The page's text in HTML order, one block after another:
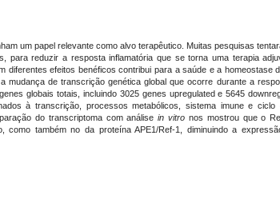
um papel relevante como alvo terapêutico. Muitas pesquisas
para reduzir a resposta inflamatória que se torna uma terapia
efeitos benéficos contribui para a saúde e a homeostase
de transcrição genética global que ocorre durante a
globais totais, incluindo 3025 genes upregulated e 5645
à transcrição, processos metabólicos, sistema imune e ciclo
do transcriptoma com análisein vitro nos mostrou que o
também no da proteína APE1/Ref-1, diminuindo a